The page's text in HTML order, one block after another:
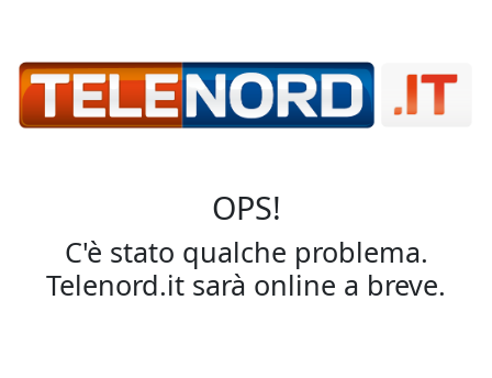
OPS!
C'è stato qualche problema.
Telenord.it sarà online a breve.